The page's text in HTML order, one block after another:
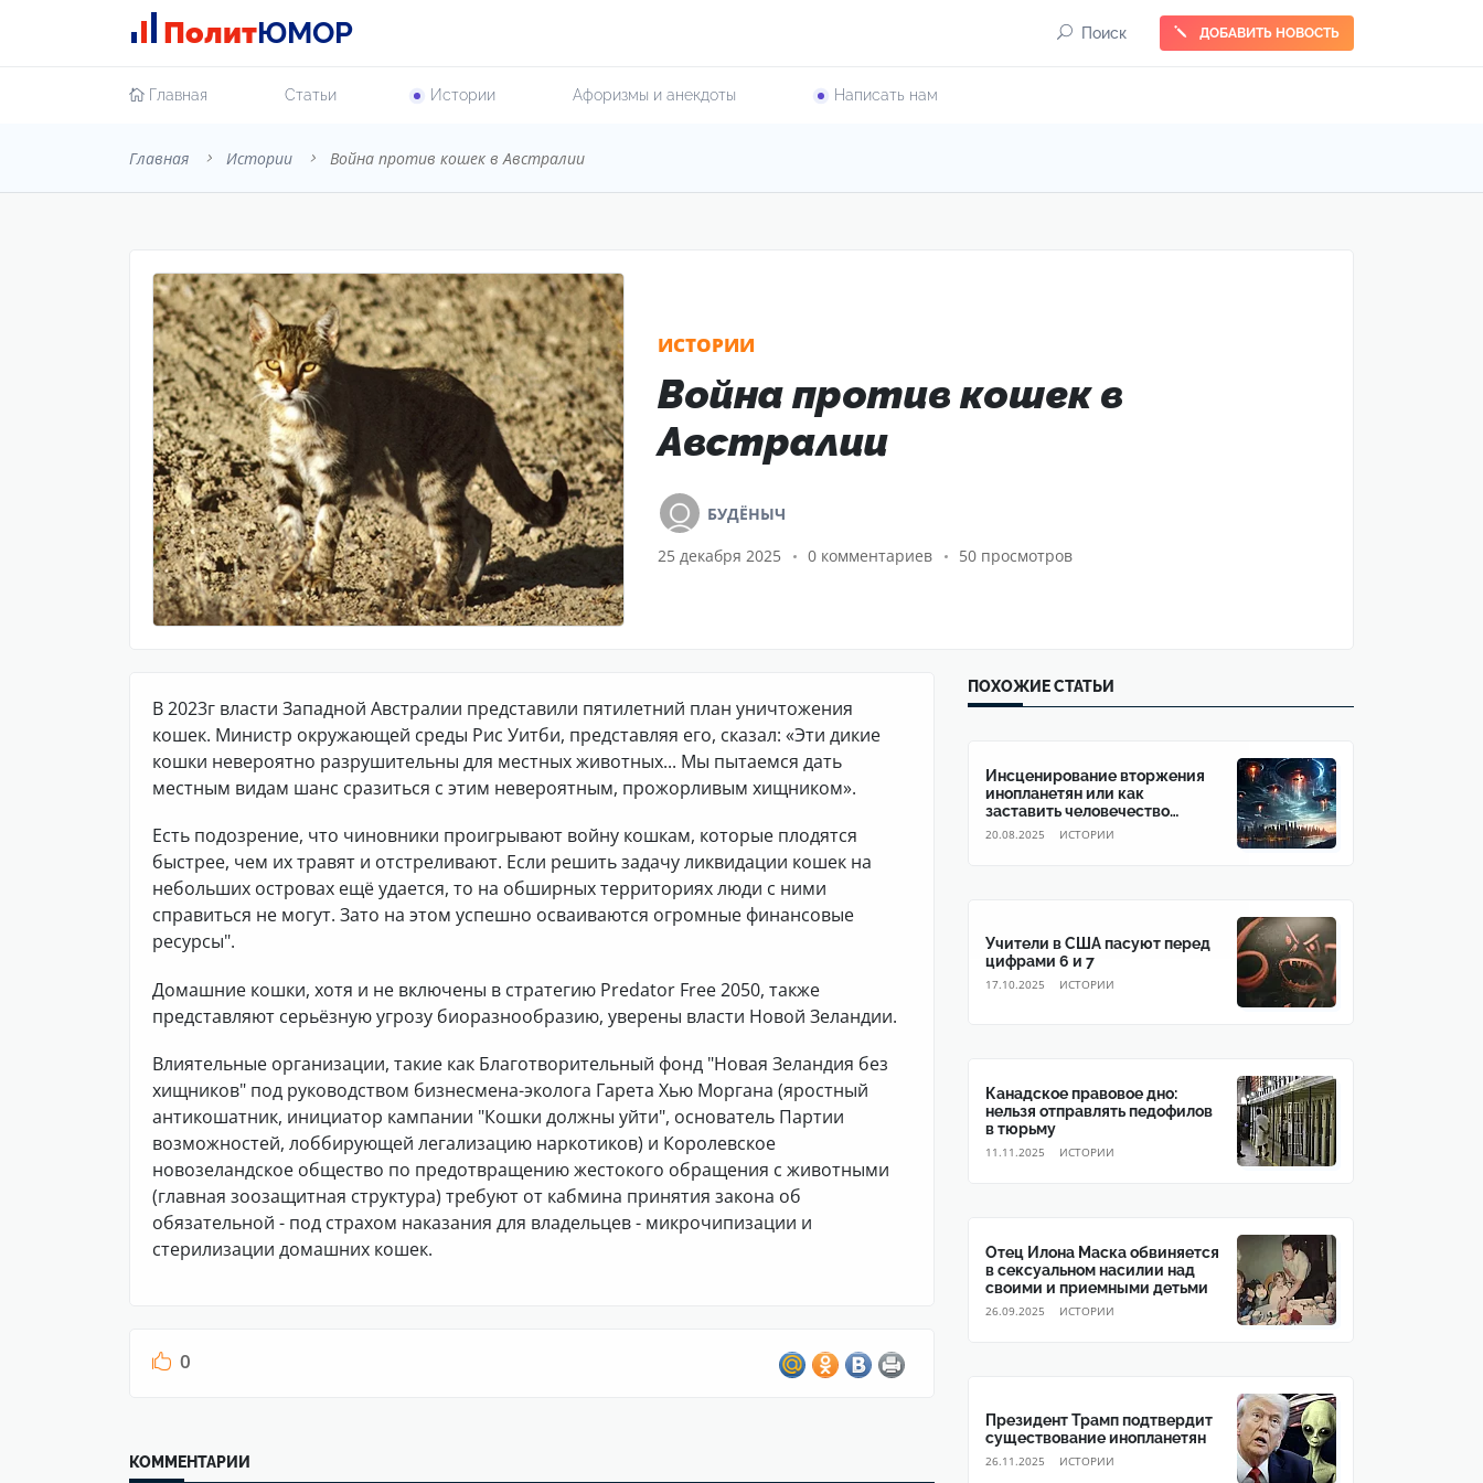
ПолитЮМОР Поиск ДОБАВИТЬ НОВОСТЬ
Главная Cтатьи Истории Афоризмы и анекдоты Написать нам
Главная Истории Война против кошек в Австралии
ИСТОРИИ
Война против кошек в
Австралии
БУДЁНЫЧ
25 декабря 2025
0 комментариев 50 просмотров
В 2023г власти Западной Австралии представили пятилетний план уничтожения
кошек. Министр окружающей среды Рис Уитби, представляя его, сказал: «Эти дикие
кошки невероятно разрушительны для местных животных... Мы пытаемся дать
местным видам шанс сразиться с этим невероятным, прожорливым хищником».
Есть подозрение, что чиновники проигрывают войну кошкам, которые плодятся
быстрее, чем их травят и отстреливают. Если решить задачу ликвидации кошек на
небольших островах ещё удается, то на обширных территориях люди с ними
справиться не могут. Зато на этом успешно осваиваются огромные финансовые
ресурсы".
Домашние кошки, хотя и не включены в стратегию Predator Free 2050, также
представляют серьёзную угрозу биоразнообразию, уверены власти Новой Зеландии.
Влиятельные организации, такие как Благотворительный фонд "Новая Зеландия без
хищников" под руководством бизнесмена-эколога Гарета Хью Моргана (яростный
антикошатник, инициатор кампании "Кошки должны уйти", основатель Партии
возможностей, лоббирующей легализацию наркотиков) и Королевское
новозеландское общество по предотвращению жестокого обращения с животными
(главная зоозащитная структура) требуют от кабмина принятия закона об
обязательной - под страхом наказания для владельцев - микрочипизации и
стерилизации домашних кошек.
0
КОММЕНТАРИИ
ПОХОЖИЕ СТАТЬИ
Инсценирование вторжения
инопланетян или как
заставить человечество
согласиться на глобальное
20.08.2025 ИСТОРИИ
Учители в США пасуют перед
цифрами 6 и 7
17.10.2025 ИСТОРИИ
Канадское правовое дно:
нельзя отправлять педофилов
в тюрьму
11.11.2025 ИСТОРИИ
Отец Илона Маска обвиняется
в сексуальном насилии над
своими и приемными детьми
26.09.2025 ИСТОРИИ
Президент Трамп подтвердит
существование инопланетян
26.11.2025 ИСТОРИИ